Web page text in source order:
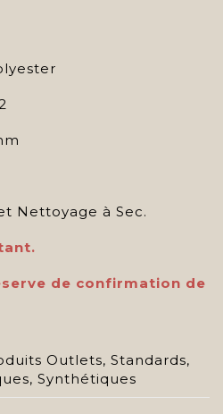
Nettoyage à Sec.
de confirmation de
Outlets, Standards,
, Synthétiques